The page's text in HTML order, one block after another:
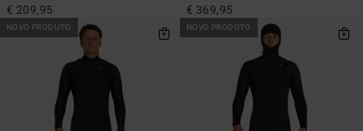
€ 209,95 € 369,95
NOVO PRODUTO NOVO PRODUTO